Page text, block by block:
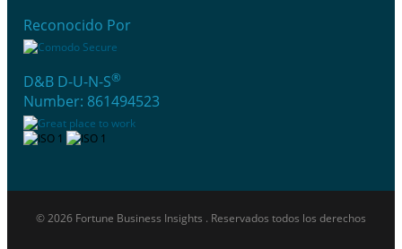
Reconocido Por
D&B D-U-N-S®
Number: 861494523
© 2026 Fortune Business Insights . Reservados todos los derechos